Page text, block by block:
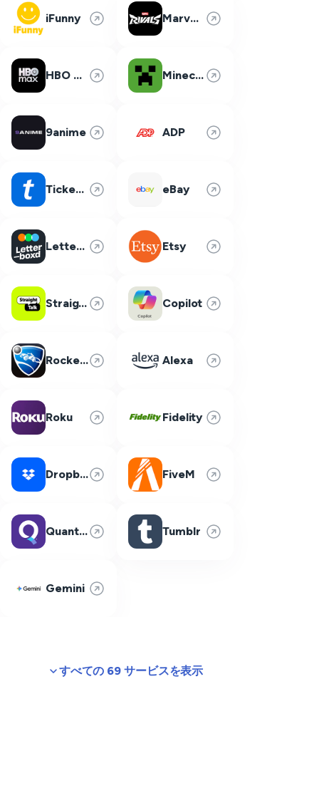
iFunny Marvel Rivals
HBO Max Minecraft
9anime ADP
Ticketmaster eBay
Letterboxd Etsy
Straight Talk Copilot
Rocket League Alexa
Roku Fidelity
Dropbox FiveM
Quantum Fiber Tumblr
Gemini
すべての 69 サービスを表示